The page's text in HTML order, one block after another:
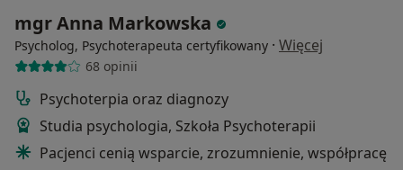
mgr Anna Markowska
Psycholog, Psychoterapeuta certyfikowany · Więcej
68 opinii
Psychoterpia oraz diagnozy
Studia psychologia, Szkoła Psychoterapii
Pacjenci cenią wsparcie, zrozumnienie, współpracę